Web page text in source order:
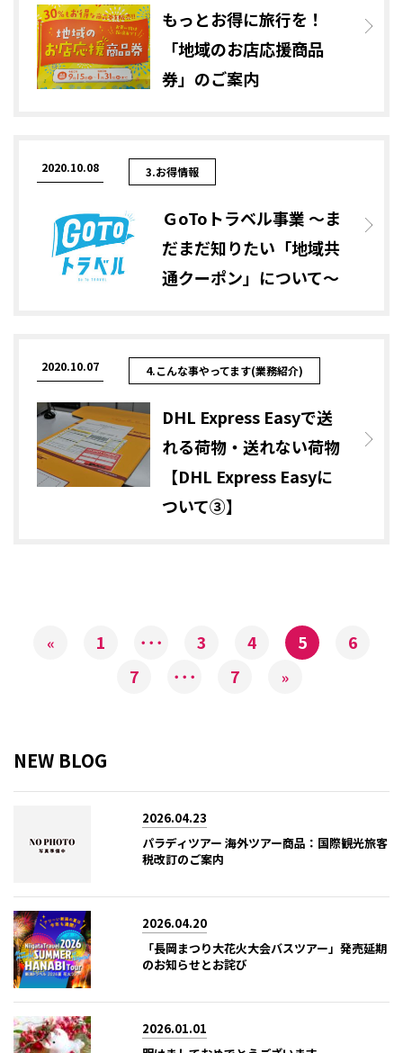
もっとお得に旅行を！
「地域のお店応援商品
券」のご案内
2020.10.08 3.お得情報
ＧoToトラベル事業 ～ま
だまだ知りたい「地域共
通クーポン」について～
2020.10.07 4.こんな事やってます(業務紹介)
DHL Express Easyで送
れる荷物・送れない荷物
【DHL Express Easyに
ついて③】
« 1 ･･･ 3 4 5
6
7
･･･ 7 »
NEW BLOG
2026.04.23
パラディツアー 海外ツアー商品：国際観光旅客
税改訂のご案内
2026.04.20
「長岡まつり大花火大会バスツアー」発売延期
のお知らせとお詫び
2026.01.01